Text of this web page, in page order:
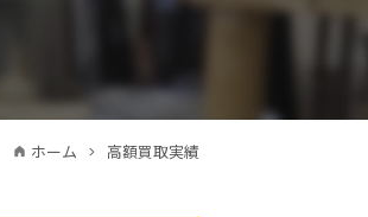
ホーム 高額買取実績